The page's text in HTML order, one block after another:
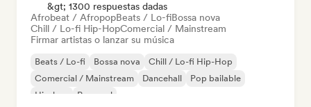
&gt; 1300 respuestas dadas
Afrobeat / AfropopBeats / Lo-fiBossa nova
Chill / Lo-fi Hip-HopComercial / Mainstream
Firmar artistas o lanzar su música
Beats / Lo-fi Bossa nova
Chill / Lo-fi Hip-Hop
Comercial / Mainstream
Dancehall
Pop bailable
Hip-hop
Pop soul